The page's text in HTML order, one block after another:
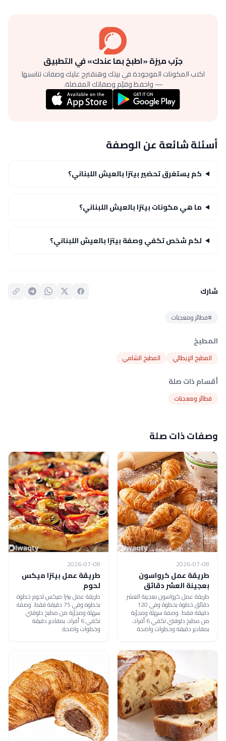
جرّب ميزة «اطبخ بما عندك» في التطبيق
اكتب المكونات الموجودة في بيتك وهنقترح عليك وصفات تناسبها
— واحفظ وقيّم وصفاتك المفضلة.
أسئلة شائعة عن الوصفة
كم يستغرق تحضير بيتزا بالعيش اللبناني؟
ما هي مكونات بيتزا بالعيش اللبناني؟
لكم شخص تكفي وصفة بيتزا بالعيش اللبناني؟
شارك
#فطائر ومعجنات
المطبخ
المطبخ الإيطالي المطبخ الشامي
أقسام ذات صلة
فطائر ومعجنات
وصفات ذات صلة
2026-07-08
طريقة عمل كرواسون
بعجينة العشر دقائق
طريقة عمل كرواسون بعجينة العشر
دقائق خطوة بخطوة وفي 120
دقيقة فقط. وصفة سهلة ومجرّبة
من مطبخ دلوقتي تكفي 6 أفراد،
بمقادير دقيقة وخطوات واضحة.
2026-07-08
طريقة عمل بيتزا ميكس
لحوم
طريقة عمل بيتزا ميكس لحوم خطوة
بخطوة وفي 75 دقيقة فقط. وصفة
سهلة ومجرّبة من مطبخ دلوقتي
تكفي 6 أفراد، بمقادير دقيقة
وخطوات واضحة.